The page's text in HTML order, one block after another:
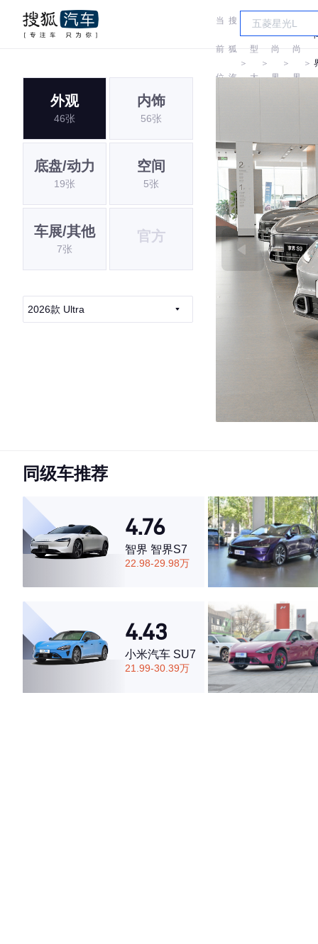
当
前
位
搜
狐
汽
＞
车
型
大
＞
尚
界
＞
尚
界
＞
外观
46张
内饰
56张
底盘/动力
19张
空间
5张
车展/其他
7张
官方
2026款 Ultra
同级车推荐
4.76
智界 智界S7
22.98-29.98万
4.43
小米汽车 SU7
21.99-30.39万